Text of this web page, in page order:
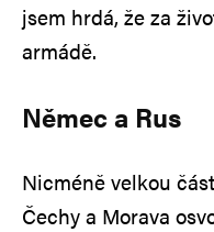
jsem hrdá, že za
armádě.
Němec a Rus
Nicméně velkou
Čechy a Morava